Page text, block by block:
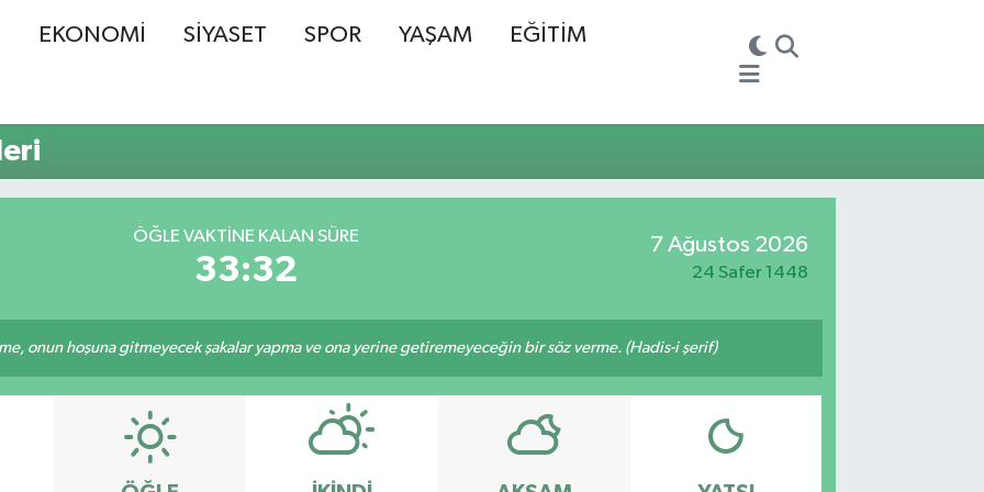
EKONOMİ SİYASET SPOR YAŞAM EĞİTİM
ÖĞLE VAKTINE KALAN SÜRE
33:31
7 Ağustos 2026
24 Safer 1448
onun hoşuna gitmeyecek şakalar yapma ve ona yerine getiremeyeceğin bir söz verme. (Hadis-i şerif)